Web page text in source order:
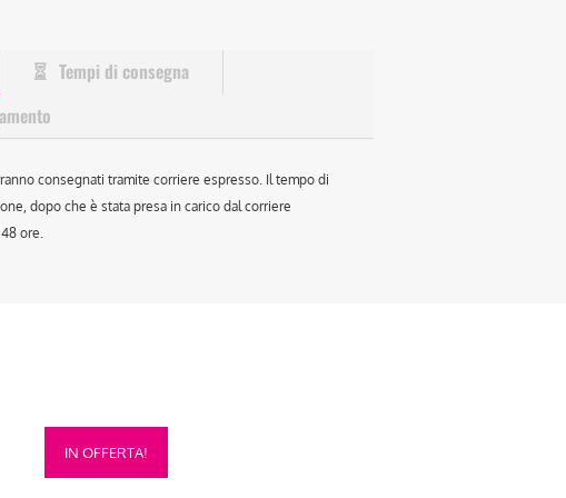
Tempi di consegna
consegnati tramite corriere espresso. Il tempo di
dopo che è stata presa in carico dal corriere
ore.
IN OFFERTA!
Questo
prodotto